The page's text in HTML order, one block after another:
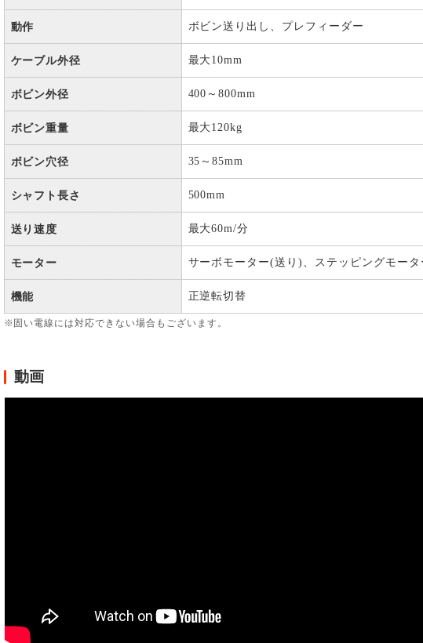
動作 ボビン送り出し、プレフィーダー
ケーブル外径 最大10mm
ボビン外径 400～800mm
ボビン重量 最大120kg
ボビン穴径 35～85mm
シャフト長さ 500mm
送り速度 最大60m/分
モーター サーボモーター(送り)、ステッピングモー
機能 正逆転切替
※固い電線には対応できない場合もございます。
動画